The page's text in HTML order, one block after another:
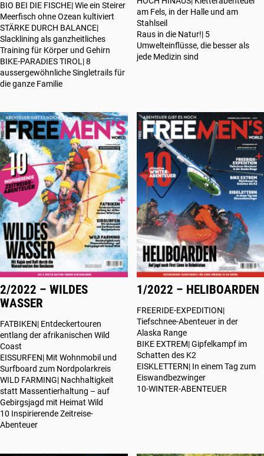
BIO BEI DIE FISCHE| Wie ein Steirer
Meerfisch ohne Ozean kultiviert
STÄRKE DURCH BALANCE|
Slacklining als ganzheitliches
Training für Körper und Gehirn
BIKE-PARADIES TIROL| 8
aussergewöhnliche Singletrails für
die ganze Familie
am Fels, in der Halle und am
Stahlseil
Raus in die Natur!| 5
Umwelteinflüsse, die besser als
jede Medizin sind
2/2022 – WILDES
WASSER
FATBIKEN| Entdeckertouren
entlang der afrikanischen Wild
Coast
EISSURFEN| Mit Wohnmobil und
Surfboard zum Nordpolarkreis
WILD FARMING| Nachhaltigkeit
statt Massentierhaltung – auf
Gebirgsjagd mit Heimat Wild
10 Inspirierende Zeitreise-
Abenteuer
1/2022 – HELIBOARDEN
FREERIDE-EXPEDITION|
Tiefschnee-Abenteuer in der
Alaska Range
BIKE EXTREM| Gipfelkampf im
Schatten des K2
EISKLETTERN| In einem Tag zum
Eiswandbezwinger
10-WINTER-ABENTEUER